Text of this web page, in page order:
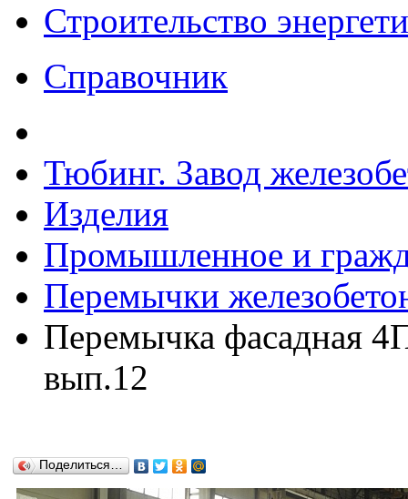
Строительство
Справочник
Тюбинг. Завод
Изделия
Промышленное и
Перемычки
Перемычка фасадная
вып.12
Поделиться…